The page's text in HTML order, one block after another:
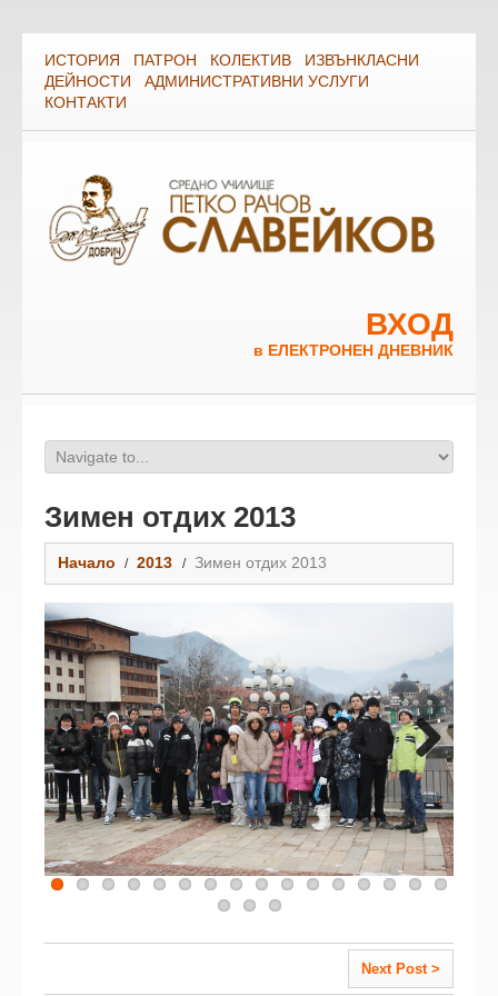
ИСТОРИЯ ПАТРОН КОЛЕКТИВ
ИЗВЪНКЛАСНИ
ДЕЙНОСТИ
АДМИНИСТРАТИВНИ УСЛУГИ
КОНТАКТИ
ВХОД
в ЕЛЕКТРОНЕН ДНЕВНИК
Зимен отдих 2013
Начало 2013 Зимен отдих 2013
Next
Next Post >